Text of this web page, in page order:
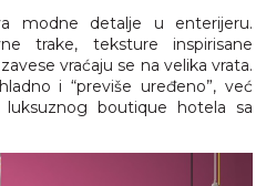
modne detalje u enterijeru.
trake, teksture inspirisane
vraćaju se na velika vrata.
i “previše uređeno”, već
boutique hotela sa